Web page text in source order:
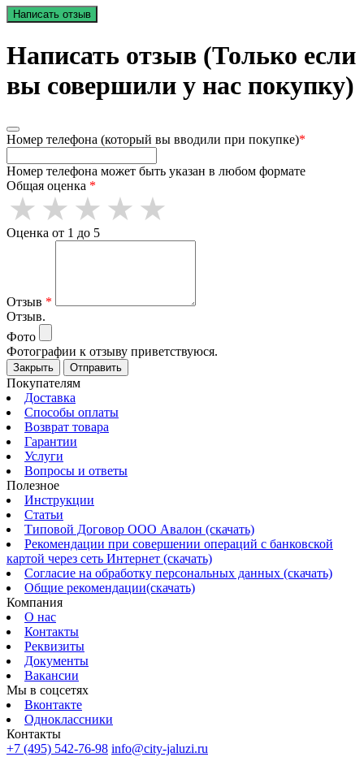
Написать отзыв
Написать отзыв (Только если
вы совершили у нас покупку)
Номер телефона (который вы вводили при покупке)*
Номер телефона может быть указан в любом формате
Общая оценка *
Оценка от 1 до 5
Отзыв *
Отзыв.
Фото
Фотографии к отзыву приветствуюся.
Закрыть Отправить
Покупателям
Доставка
Способы оплаты
Возврат товара
Гарантии
Услуги
Вопросы и ответы
Полезное
Инструкции
Статьи
Типовой Договор ООО Авалон (скачать)
Рекомендации при совершении операций с банковской
картой через сеть Интернет (скачать)
Согласие на обработку персональных данных (скачать)
Общие рекомендации(скачать)
Компания
О нас
Контакты
Реквизиты
Документы
Вакансии
Мы в соцсетях
Вконтакте
Одноклассники
Контакты
+7 (495) 542-76-98 info@city-jaluzi.ru